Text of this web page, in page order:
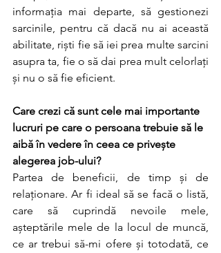
informația mai departe, să gestionezi
sarcinile, pentru că dacă nu ai această
abilitate, riști fie să iei prea multe sarcini
asupra ta, fie o să dai prea mult celorlați
și nu o să fie eficient.
Care crezi că sunt cele mai importante
lucruri pe care o persoana trebuie să le
aibă în vedere în ceea ce privește
alegerea job-ului?
Partea de beneficii, de timp și de
relaționare. Ar fi ideal să se facă o listă,
care să cuprindă nevoile mele,
așteptările mele de la locul de muncă,
ce ar trebui să-mi ofere și totodată, ce